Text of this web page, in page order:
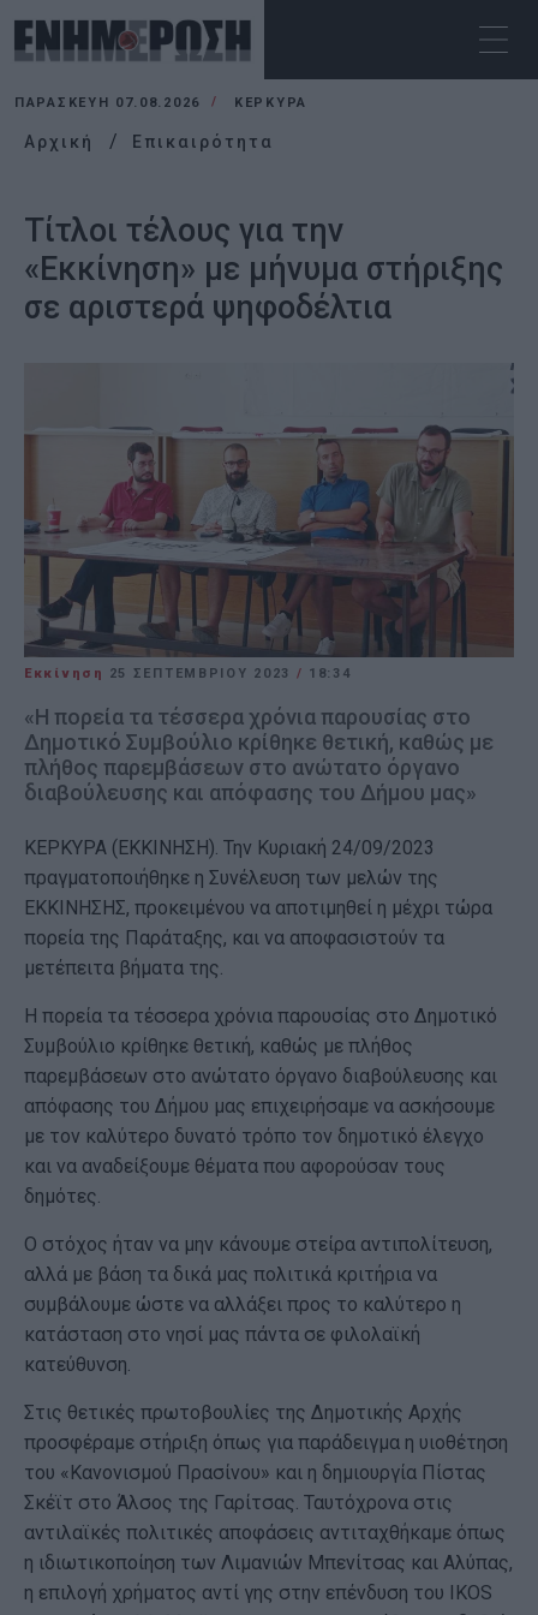
ΠΑΡΑΣΚΕΥΉ 07.08.2026 ΚΕΡΚΥΡΑ
Αρχική Επικαιρότητα
Τίτλοι τέλους για την
«Εκκίνηση» με μήνυμα στήριξης
σε αριστερά ψηφοδέλτια
Εκκίνηση 25 ΣΕΠΤΕΜΒΡΊΟΥ 2023 / 18:34
«Η πορεία τα τέσσερα χρόνια παρουσίας στο
Δημοτικό Συμβούλιο κρίθηκε θετική, καθώς με
πλήθος παρεμβάσεων στο ανώτατο όργανο
διαβούλευσης και απόφασης του Δήμου μας»
ΚΕΡΚΥΡΑ (ΕΚΚΙΝΗΣΗ). Την Κυριακή 24/09/2023
πραγματοποιήθηκε η Συνέλευση των μελών της
ΕΚΚΙΝΗΣΗΣ, προκειμένου να αποτιμηθεί η μέχρι τώρα
πορεία της Παράταξης, και να αποφασιστούν τα
μετέπειτα βήματα της.
Η πορεία τα τέσσερα χρόνια παρουσίας στο Δημοτικό
Συμβούλιο κρίθηκε θετική, καθώς με πλήθος
παρεμβάσεων στο ανώτατο όργανο διαβούλευσης και
απόφασης του Δήμου μας επιχειρήσαμε να ασκήσουμε
με τον καλύτερο δυνατό τρόπο τον δημοτικό έλεγχο
και να αναδείξουμε θέματα που αφορούσαν τους
δημότες.
Ο στόχος ήταν να μην κάνουμε στείρα αντιπολίτευση,
αλλά με βάση τα δικά μας πολιτικά κριτήρια να
συμβάλουμε ώστε να αλλάξει προς το καλύτερο η
κατάσταση στο νησί μας πάντα σε φιλολαϊκή
κατεύθυνση.
Στις θετικές πρωτοβουλίες της Δημοτικής Αρχής
προσφέραμε στήριξη όπως για παράδειγμα η υιοθέτηση
του «Κανονισμού Πρασίνου» και η δημιουργία Πίστας
Σκέϊτ στο Άλσος της Γαρίτσας. Ταυτόχρονα στις
αντιλαϊκές πολιτικές αποφάσεις αντιταχθήκαμε όπως
η ιδιωτικοποίηση των Λιμανιών Μπενίτσας και Αλύπας,
η επιλογή χρήματος αντί γης στην επένδυση του IKOS